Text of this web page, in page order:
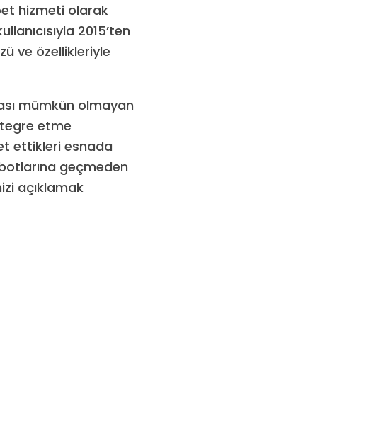
hizmeti olarak
2015’ten
ve özellikleriyle
mümkün olmayan
etme
ettikleri esnada
geçmeden
açıklamak